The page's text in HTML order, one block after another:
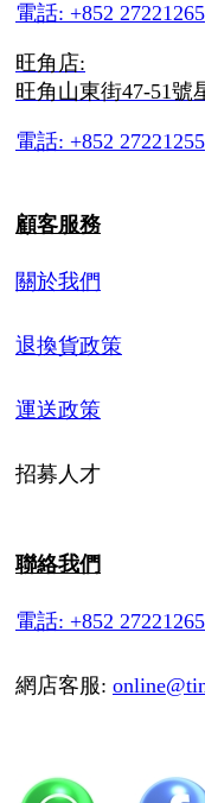
電話: +852 27221265
旺角店:
旺角山東街47-51號
電話: +852 27221255
顧客服務
關於我們
退換貨政策
運送政策
招募人才
聯絡我們
電話: +852 27221265
網店客服: